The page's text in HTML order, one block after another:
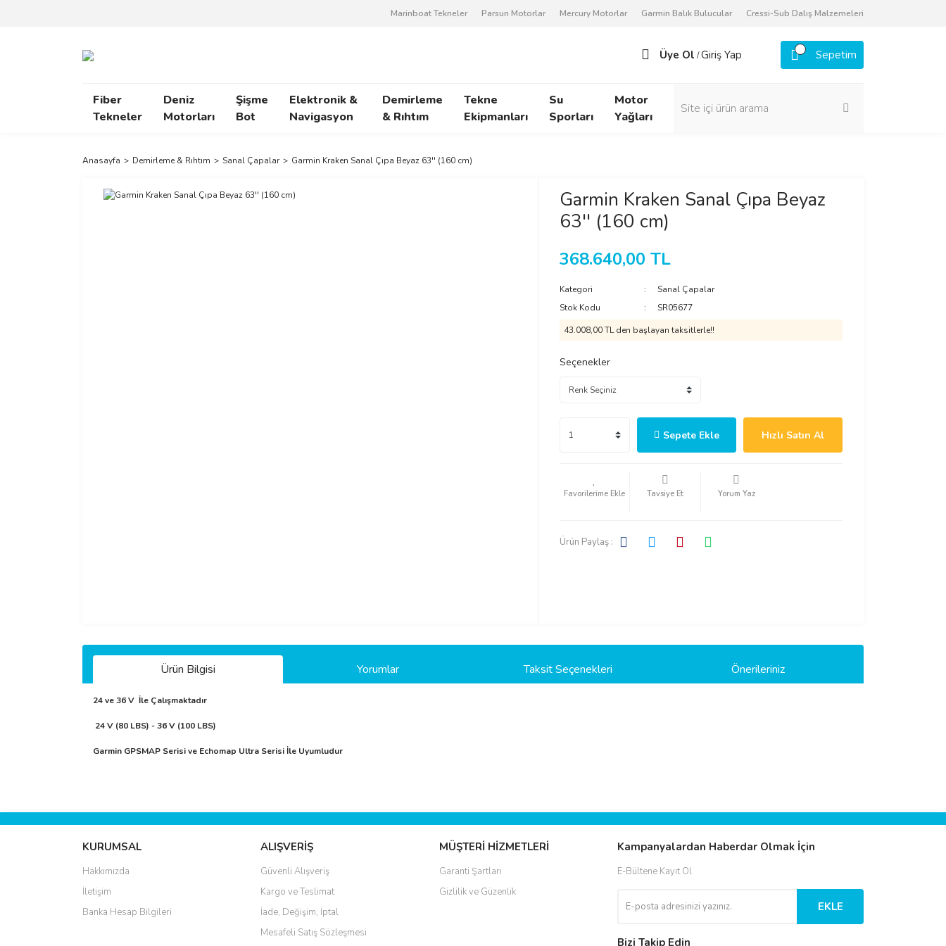
Marinboat Tekneler Parsun Motorlar Mercury Motorlar Garmin Balık Bulucular Cressi-Sub Dalış Malzemeleri
Üye Ol /Giriş Yap Sepetim
Fiber
Tekneler
Deniz
Motorları
Şişme
Bot
Elektronik &
Navigasyon
Demirleme
& Rıhtım
Tekne
Ekipmanları
Su
Sporları
Motor
Yağları
Anasayfa Demirleme & Rıhtım Sanal Çapalar Garmin Kraken Sanal Çıpa Beyaz 63'' (160 cm)
Garmin Kraken Sanal Çıpa Beyaz
63'' (160 cm)
368.640,00 TL
Kategori
Sanal Çapalar
Stok Kodu
SR05677
43.008,00 TL den başlayan taksitlerle!!
Seçenekler
Sepete Ekle Hızlı Satın Al
Tavsiye Et Yorum Yaz
Ürün Paylaş :
Ürün Bilgisi Yorumlar Taksit Seçenekleri Önerileriniz
24 ve 36 V İle Çalışmaktadır
24 V (80 LBS) - 36 V (100 LBS)
Garmin GPSMAP Serisi ve Echomap Ultra Serisi İle Uyumludur
Yorum Yaz
Ürün açıklamasında eksik bilgiler bulunuyor.
Ürün bilgilerinde hatalar bulunuyor.
Ürün fiyatı diğer sitelerden daha pahalı.
Bu ürüne benzer farklı alternatifler olmalı.
KURUMSAL
Hakkımızda
İletişim
Banka Hesap Bilgileri
ALIŞVERİŞ
Güvenli Alışveriş
Kargo ve Teslimat
İade, Değişim, İptal
Mesafeli Satış Sözleşmesi
MÜŞTERİ HİZMETLERİ
Garanti Şartları
Gizlilik ve Güzenlik
Kampanyalardan Haberdar Olmak İçin
E-Bültene Kayıt Ol
EKLE
Bizi Takip Edin